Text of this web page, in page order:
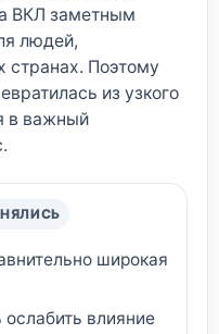
ВКЛ заметным
людей,
странах. Поэтому
из узкого
в важный
широкая
ослабить влияние